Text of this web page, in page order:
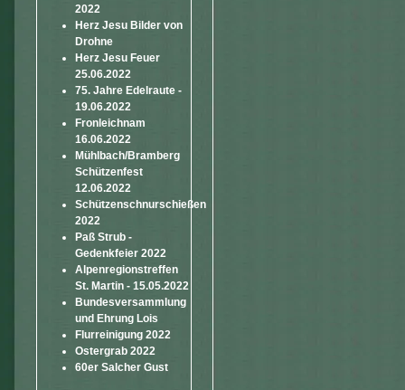
2022
Herz Jesu Bilder von
Drohne
Herz Jesu Feuer
25.06.2022
75. Jahre Edelraute -
19.06.2022
Fronleichnam
16.06.2022
Mühlbach/Bramberg
Schützenfest
12.06.2022
Schützenschnurschießen
2022
Paß Strub -
Gedenkfeier 2022
Alpenregionstreffen
St. Martin - 15.05.2022
Bundesversammlung
und Ehrung Lois
Flurreinigung 2022
Ostergrab 2022
60er Salcher Gust